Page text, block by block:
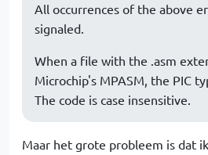
All occurrences of the above
signaled.
When a file with the .asm
Microchip's MPASM, the PIC
The code is case insensitive.
Maar het grote probleem is dat